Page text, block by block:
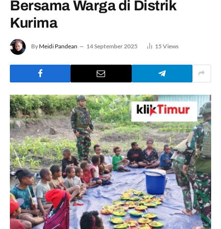
Bersama Warga di Distrik
Kurima
By Meidi Pandean 14 September 2025 15 Views